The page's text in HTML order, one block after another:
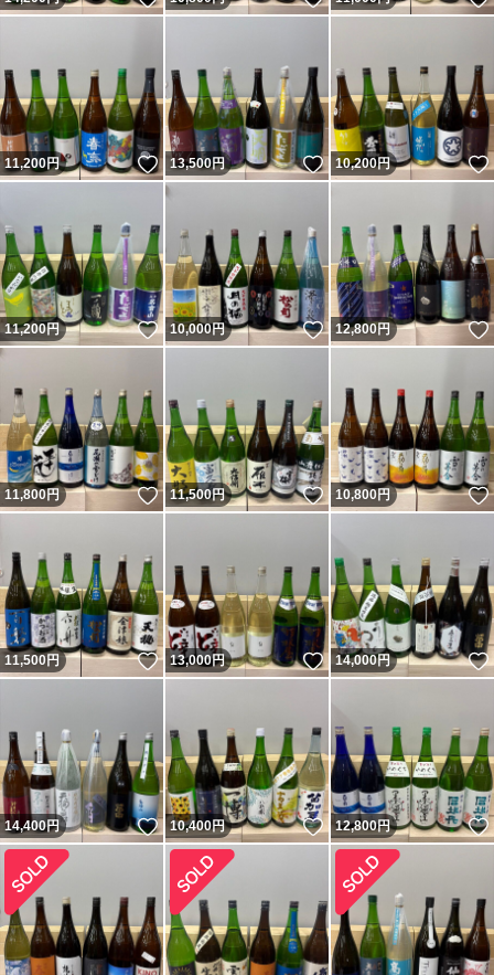
11,200円 いいね！
13,500円 いいね！
10,200円
11,200円 いいね！
10,000円 いいね！
12,800円
11,800円 いいね！
11,500円 いいね！
10,800円
11,500円 いいね！
13,000円 いいね！
14,000円
14,400円 いいね！
10,400円 いいね！
12,800円